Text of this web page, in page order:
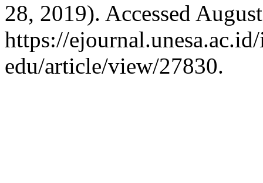
28, 2019). Accessed
https://
edu/article/view/27830.